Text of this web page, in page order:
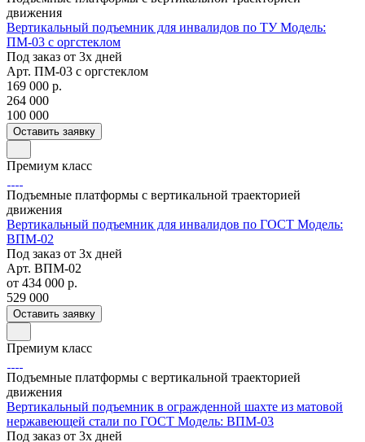
движения
Вертикальный подъемник для инвалидов по ТУ Модель:
ПМ-03 с оргстеклом
Под заказ от 3х дней
Арт. ПМ-03 с оргстеклом
169 000 р.
264 000
100 000
Оставить заявку
Премиум класс
Подъемные платформы с вертикальной траекторией
движения
Вертикальный подъемник для инвалидов по ГОСТ Модель:
ВПМ-02
Под заказ от 3х дней
Арт. ВПМ-02
от 434 000 р.
529 000
Оставить заявку
Премиум класс
Подъемные платформы с вертикальной траекторией
движения
Вертикальный подъемник в огражденной шахте из матовой
нержавеющей стали по ГОСТ Модель: ВПМ-03
Под заказ от 3х дней